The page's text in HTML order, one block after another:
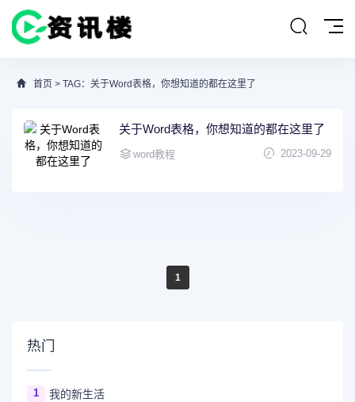
首页 > TAG：关于Word表格，你想知道的都在这里了
关于Word表格，你想知道的都在这里了
word教程 2023-09-29
1
热门
1 我的新生活